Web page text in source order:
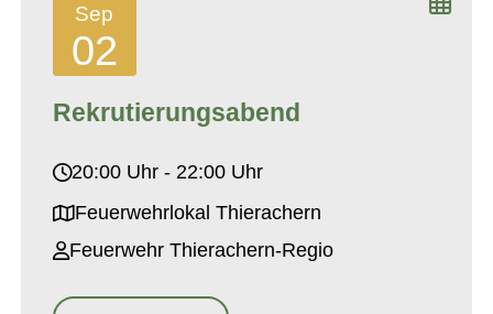
Sep
02
Rekrutierungsabend
20:00 Uhr - 22:00 Uhr
Feuerwehrlokal Thierachern
Feuerwehr Thierachern-Regio